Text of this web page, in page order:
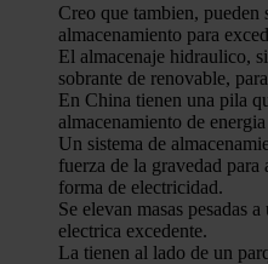
Creo que tambien, pueden
almacenamiento para
El almacenaje hidraulico,
sobrante de renovable,
En China tienen una pila
almacenamiento de
Un sistema de
fuerza de la gravedad
forma de electricidad.
Se elevan masas pesadas
electrica excedente.
La tienen al lado de un